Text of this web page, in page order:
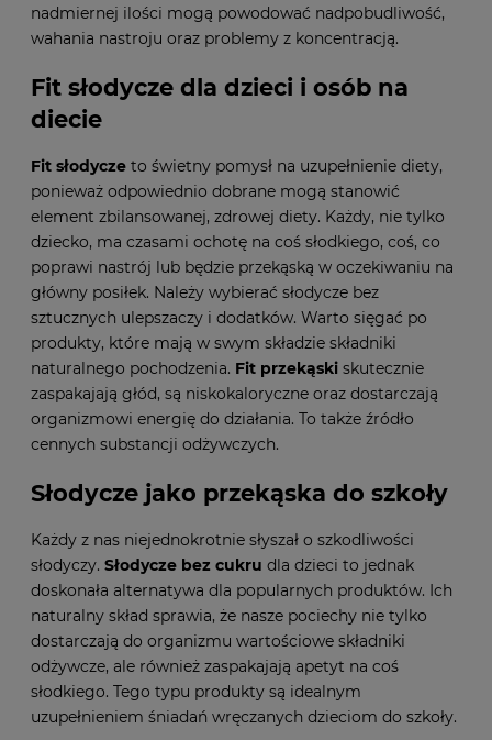
nadmiernej ilości mogą powodować nadpobudliwość,
wahania nastroju oraz problemy z koncentracją.
Fit słodycze dla dzieci i osób na
diecie
Fit słodycze to świetny pomysł na uzupełnienie diety,
ponieważ odpowiednio dobrane mogą stanowić
element zbilansowanej, zdrowej diety. Każdy, nie tylko
dziecko, ma czasami ochotę na coś słodkiego, coś, co
poprawi nastrój lub będzie przekąską w oczekiwaniu na
główny posiłek. Należy wybierać słodycze bez
sztucznych ulepszaczy i dodatków. Warto sięgać po
produkty, które mają w swym składzie składniki
naturalnego pochodzenia. Fit przekąski skutecznie
zaspakajają głód, są niskokaloryczne oraz dostarczają
organizmowi energię do działania. To także źródło
cennych substancji odżywczych.
Słodycze jako przekąska do szkoły
Każdy z nas niejednokrotnie słyszał o szkodliwości
słodyczy. Słodycze bez cukru dla dzieci to jednak
doskonała alternatywa dla popularnych produktów. Ich
naturalny skład sprawia, że nasze pociechy nie tylko
dostarczają do organizmu wartościowe składniki
odżywcze, ale również zaspakajają apetyt na coś
słodkiego. Tego typu produkty są idealnym
uzupełnieniem śniadań wręczanych dzieciom do szkoły.